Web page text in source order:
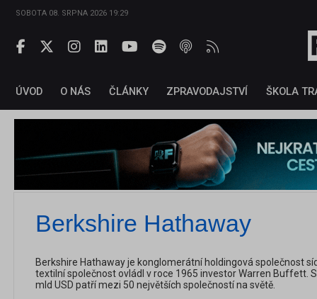
SOBOTA 08. SRPNA 2026 19:29
ÚVOD O NÁS ČLÁNKY ZPRAVODAJSTVÍ ŠKOLA
Berkshire Hathaway
Berkshire Hathaway je konglomerátní holdingová společnost
textilní společnost ovládl v roce 1965 investor Warren Buffett.
mld USD patří mezi 50 největších společností na světě.